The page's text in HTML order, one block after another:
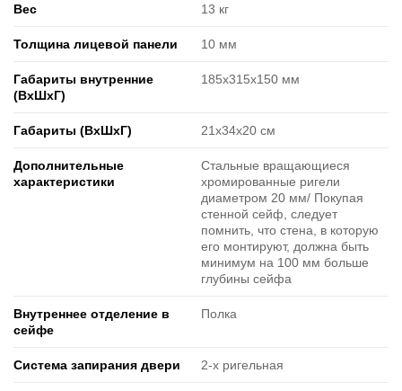
Вес 13 кг
Толщина лицевой панели 10 мм
Габариты внутренние
(ВxШxГ)
185х315х150 мм
Габариты (ВxШxГ) 21х34х20 см
Дополнительные
характеристики
Стальные вращающиеся
хромированные ригели
диаметром 20 мм/ Покупая
стенной сейф, следует
помнить, что стена, в которую
его монтируют, должна быть
минимум на 100 мм больше
глубины сейфа
Внутреннее отделение в
сейфе
Полка
Система запирания двери 2-х ригельная